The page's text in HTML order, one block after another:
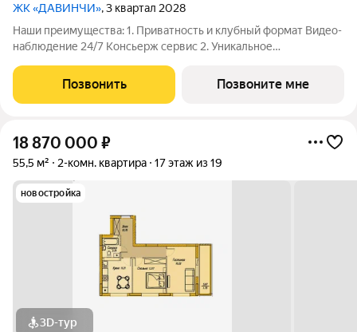
ЖК «ДАВИНЧИ», 3 квартал 2028
Наши преимущества: 1. Приватность и клубный формат Видео-
наблюдение 24/7 Консьерж сервис 2. Уникальное
этаже Библиотека Спортивная зона Детский уголок 3.
Комфортный паркинг Закрытый паркинг на 1
Позвонить Позвоните мне
18 870 000 ₽
55,5 м² 2-комн. квартира 17 этаж из 19
новостройка
3D-тур